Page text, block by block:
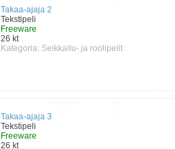
Takaa-ajaja 2
Tekstipeli
Freeware
26 kt
Kategoria: Seikkailu- ja roolipelit
Takaa-ajaja 3
Tekstipeli
Freeware
26 kt